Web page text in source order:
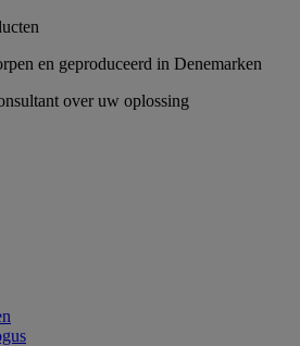
en geproduceerd in Denemarken
over uw oplossing